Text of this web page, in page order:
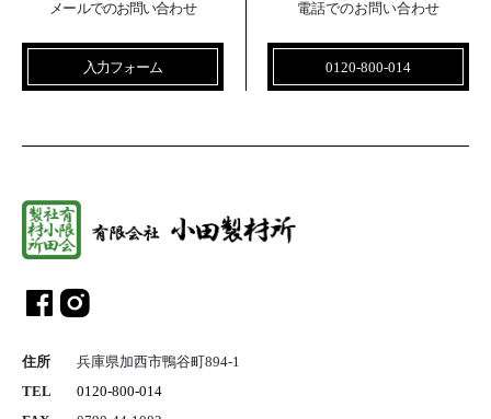
メールでのお問い合わせ
入力フォーム
電話でのお問い合わせ
0120-800-014
住所
兵庫県加西市鴨谷町894-1
TEL
0120-800-014